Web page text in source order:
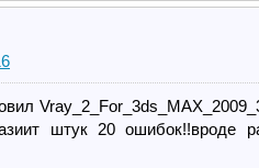
штук 20 ошибок!!вроде